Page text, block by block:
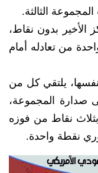
الثالثة.
الأخير بدون نقاط،
من تعادله أمام
نفسها، يلتقي كل من
صدارة المجموعة،
نقاط من فوزه
نقطة واحدة.